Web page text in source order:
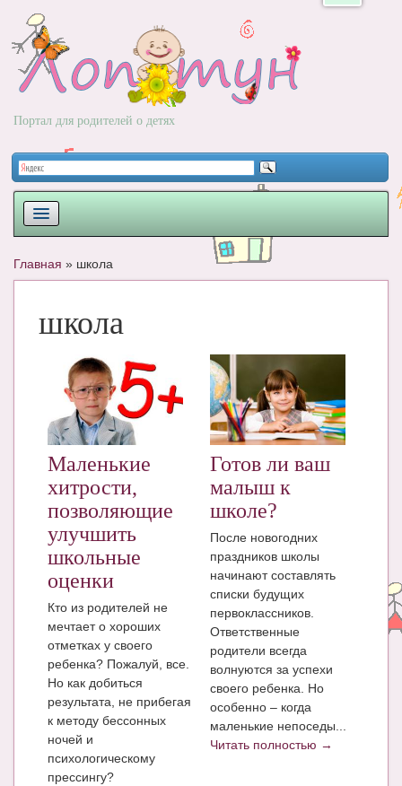
Портал для родителей о детях
НОВОРОЖДЕННЫЙ
РАЗВИТИЕ
ВОПРОС-ОТВЕТ
КНИГИ
Рекомендовано
ПСИХОЛОГИЯ
ЗДОРОВЬЕ
МОДА И КРАСОТА
КОНКУРСЫ
СООБЩЕСТВА
БЕРЕМЕННОСТЬ
Главная » школа
школа
Маленькие
хитрости,
позволяющие
улучшить
школьные
оценки
Кто из родителей не
мечтает о хороших
отметках у своего
ребенка? Пожалуй, все.
Но как добиться
результата, не прибегая
к методу бессонных
ночей и
психологическому
прессингу?
Готов ли ваш
малыш к
школе?
После новогодних
праздников школы
начинают составлять
списки будущих
первоклассников.
Ответственные
родители всегда
волнуются за успехи
своего ребенка. Но
особенно – когда
маленькие непоседы...
Читать полностью →